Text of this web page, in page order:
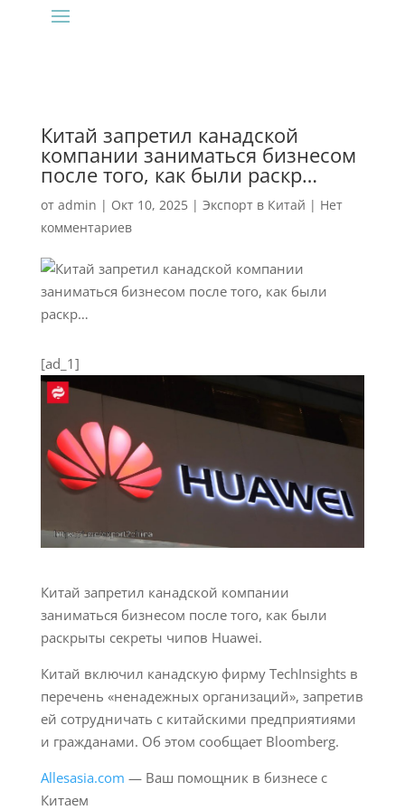
Китай запретил канадской
компании заниматься бизнесом
после того, как были раскр…
от admin | Окт 10, 2025| Экспорт в Китай | Нет
комментариев
[ad_1]
Китай запретил канадской компании
заниматься бизнесом после того, как были
раскрыты секреты чипов Huawei.
Китай включил канадскую фирму TechInsights в
перечень «ненадежных организаций», запретив
ей сотрудничать с китайскими предприятиями
и гражданами. Об этом сообщает Bloomberg.
Allesasia.com — Ваш помощник в бизнесе с
Китаем